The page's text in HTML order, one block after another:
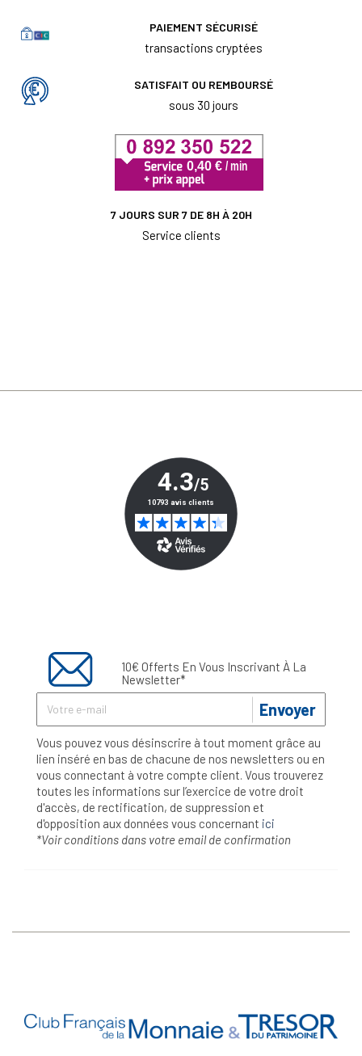
PAIEMENT SÉCURISÉ
transactions cryptées
SATISFAIT OU REMBOURSÉ
sous 30 jours
7 JOURS SUR 7 DE 8H À 20H
Service clients
10€ Offerts En Vous Inscrivant À La
Newsletter*
Envoyer
Vous pouvez vous désinscrire à tout moment grâce au
lien inséré en bas de chacune de nos newsletters ou en
vous connectant à votre compte client. Vous trouverez
toutes les informations sur l’exercice de votre droit
d'accès, de rectification, de suppression et
d'opposition aux données vous concernant ici
*Voir conditions dans votre email de confirmation